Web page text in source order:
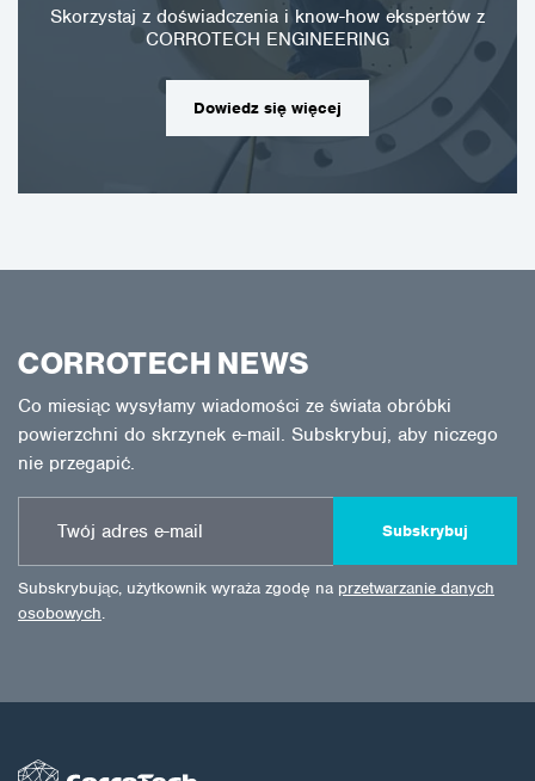
Skorzystaj z doświadczenia i know-how ekspertów z
CORROTECH ENGINEERING
Dowiedz się więcej
CORROTECH NEWS
Co miesiąc wysyłamy wiadomości ze świata obróbki
powierzchni do skrzynek e-mail. Subskrybuj, aby niczego
nie przegapić.
Subskrybuj
Subskrybując, użytkownik wyraża zgodę na przetwarzanie danych
osobowych.